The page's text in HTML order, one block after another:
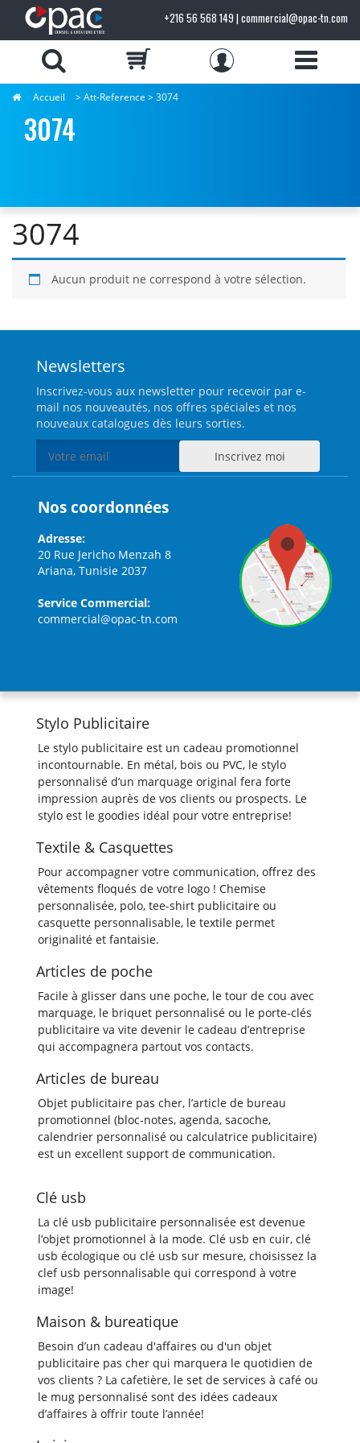
+216 56 568 149 | commercial@opac-tn.com
Accueil > Att-Reference > 3074
3074
3074
Aucun produit ne correspond à votre sélection.
Newsletters
Inscrivez-vous aux newsletter pour recevoir par e-
mail nos nouveautés, nos offres spéciales et nos
nouveaux catalogues dès leurs sorties.
Nos coordonnées
Adresse:
20 Rue Jericho Menzah 8
Ariana, Tunisie 2037
Service Commercial:
commercial@opac-tn.com
Stylo Publicitaire
Le stylo publicitaire est un cadeau promotionnel
incontournable. En métal, bois ou PVC, le stylo
personnalisé d’un marquage original fera forte
impression auprès de vos clients ou prospects. Le
stylo est le goodies idéal pour votre entreprise!
Textile & Casquettes
Pour accompagner votre communication, offrez des
vêtements floqués de votre logo ! Chemise
personnalisée, polo, tee-shirt publicitaire ou
casquette personnalisable, le textile permet
originalité et fantaisie.
Articles de poche
Facile à glisser dans une poche, le tour de cou avec
marquage, le briquet personnalisé ou le porte-clés
publicitaire va vite devenir le cadeau d’entreprise
qui accompagnera partout vos contacts.
Articles de bureau
Objet publicitaire pas cher, l’article de bureau
promotionnel (bloc-notes, agenda, sacoche,
calendrier personnalisé ou calculatrice publicitaire)
est un excellent support de communication.
Clé usb
La clé usb publicitaire personnalisée est devenue
l’objet promotionnel à la mode. Clé usb en cuir, clé
usb écologique ou clé usb sur mesure, choisissez la
clef usb personnalisable qui correspond à votre
image!
Maison & bureatique
Besoin d’un cadeau d'affaires ou d'un objet
publicitaire pas cher qui marquera le quotidien de
vos clients ? La cafetière, le set de services à café ou
le mug personnalisé sont des idées cadeaux
d’affaires à offrir toute l’année!